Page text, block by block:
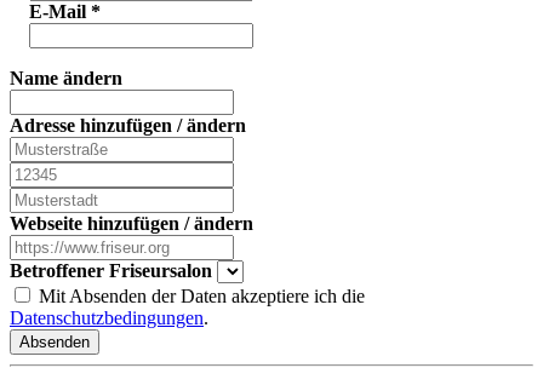
E-Mail *
Name ändern
Adresse hinzufügen / ändern
Webseite hinzufügen / ändern
Betroffener Friseursalon
Mit Absenden der Daten akzeptiere ich die
Datenschutzbedingungen.
Absenden